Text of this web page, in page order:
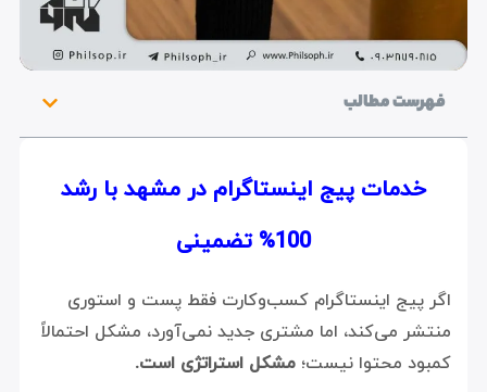
فهرست مطالب
خدمات پیج اینستاگرام در مشهد با رشد
100% تضمینی
اگر پیج اینستاگرام کسب‌وکارت فقط پست و استوری
منتشر می‌کند، اما مشتری جدید نمی‌آورد، مشکل احتمالاً
کمبود محتوا نیست؛ مشکل استراتژی است.